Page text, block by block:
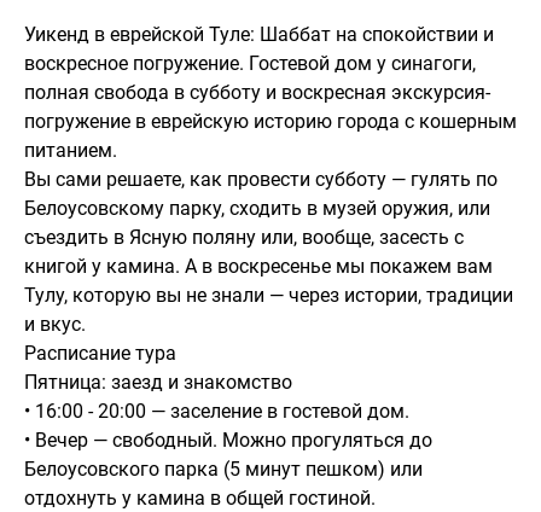
Уикенд в еврейской Туле: Шаббат на спокойствии и
воскресное погружение. Гостевой дом у синагоги,
полная свобода в субботу и воскресная экскурсия-
погружение в еврейскую историю города с кошерным
питанием.
Вы сами решаете, как провести субботу — гулять по
Белоусовскому парку, сходить в музей оружия, или
съездить в Ясную поляну или, вообще, засесть с
книгой у камина. А в воскресенье мы покажем вам
Тулу, которую вы не знали — через истории, традиции
и вкус.
Расписание тура
Пятница: заезд и знакомство
• 16:00 - 20:00 — заселение в гостевой дом.
• Вечер — свободный. Можно прогуляться до
Белоусовского парка (5 минут пешком) или
отдохнуть у камина в общей гостиной.